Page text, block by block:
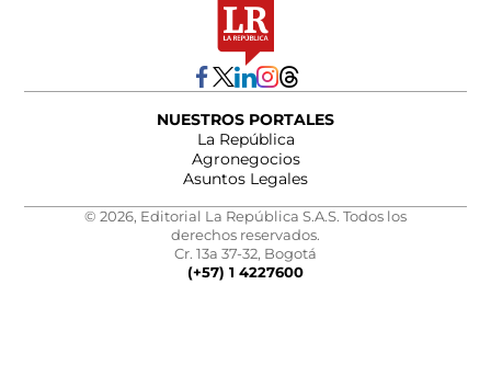
NUESTROS PORTALES
La República
Agronegocios
Asuntos Legales
© 2026, Editorial La República S.A.S. Todos los
derechos reservados.
Cr. 13a 37-32, Bogotá
(+57) 1 4227600